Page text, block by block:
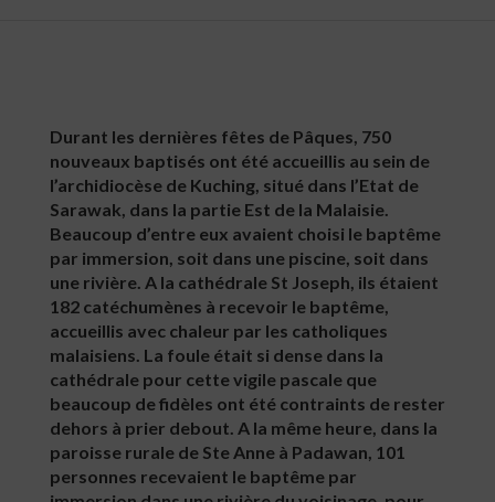
Durant les dernières fêtes de Pâques, 750
nouveaux baptisés ont été accueillis au sein de
l’archidiocèse de Kuching, situé dans l’Etat de
Sarawak, dans la partie Est de la Malaisie.
Beaucoup d’entre eux avaient choisi le baptême
par immersion, soit dans une piscine, soit dans
une rivière. A la cathédrale St Joseph, ils étaient
182 catéchumènes à recevoir le baptême,
accueillis avec chaleur par les catholiques
malaisiens. La foule était si dense dans la
cathédrale pour cette vigile pascale que
beaucoup de fidèles ont été contraints de rester
dehors à prier debout. A la même heure, dans la
paroisse rurale de Ste Anne à Padawan, 101
personnes recevaient le baptême par